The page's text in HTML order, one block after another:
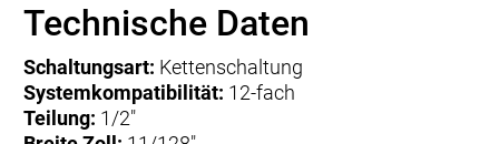
Technische Daten
Schaltungsart: Kettenschaltung
Systemkompatibilität: 12-fach
Teilung: 1/2"